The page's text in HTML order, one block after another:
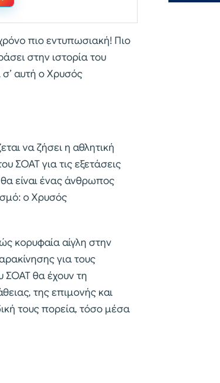
πιο εντυπωσιακή! Πιο
στην ιστορία του
αυτή ο Χρυσός
να ζήσει η αθλητική
ΣΟΑΤ για τις εξετάσεις
είναι ένας άνθρωπος
ο Χρυσός
κορυφαία αίγλη στην
για τους
ΣΟΑΤ θα έχουν τη
της επιμονής και
τους πορεία, τόσο μέσα